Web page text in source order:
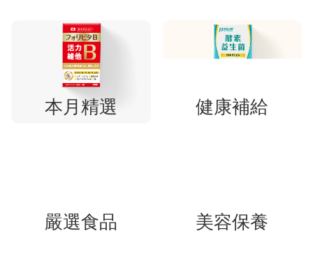
本月精選 健康補給
嚴選食品 美容保養